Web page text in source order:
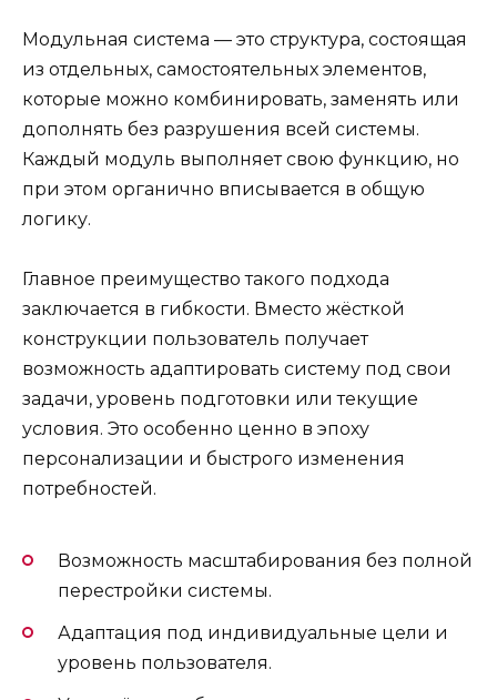
Модульная система — это структура, состоящая
из отдельных, самостоятельных элементов,
которые можно комбинировать, заменять или
дополнять без разрушения всей системы.
Каждый модуль выполняет свою функцию, но
при этом органично вписывается в общую
логику.
Главное преимущество такого подхода
заключается в гибкости. Вместо жёсткой
конструкции пользователь получает
возможность адаптировать систему под свои
задачи, уровень подготовки или текущие
условия. Это особенно ценно в эпоху
персонализации и быстрого изменения
потребностей.
Возможность масштабирования без полной
перестройки системы.
Адаптация под индивидуальные цели и
уровень пользователя.